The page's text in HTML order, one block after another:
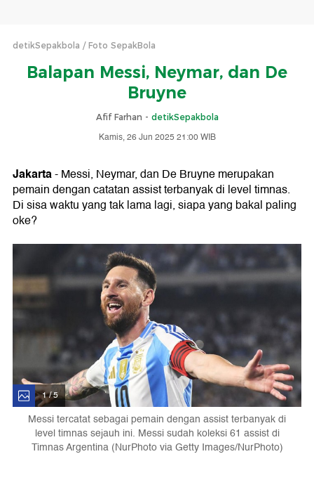
detikSepakbola Foto SepakBola
Balapan Messi, Neymar, dan De
Bruyne
Afif Farhan - detikSepakbola
Kamis, 26 Jun 2025 21:00 WIB
Jakarta- Messi, Neymar, dan De Bruyne merupakan
pemain dengan catatan assist terbanyak di level timnas.
Di sisa waktu yang tak lama lagi, siapa yang bakal paling
oke?
1 / 5
Messi tercatat sebagai pemain dengan assist terbanyak di
level timnas sejauh ini. Messi sudah koleksi 61 assist di
Timnas Argentina (NurPhoto via Getty Images/NurPhoto)